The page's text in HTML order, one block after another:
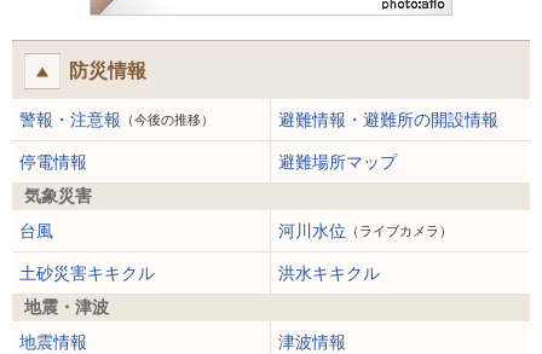
防災情報
警報・注意報 （今後の推移） 避難情報・避難所の開設情報
停電情報
避難場所マップ
気象災害
台風
河川水位 （ライブカメラ）
土砂災害キキクル
洪水キキクル
地震・津波
地震情報
津波情報